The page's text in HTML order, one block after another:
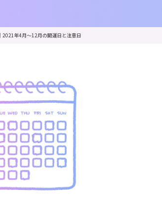
2021年4月〜12月の開運日と注意日